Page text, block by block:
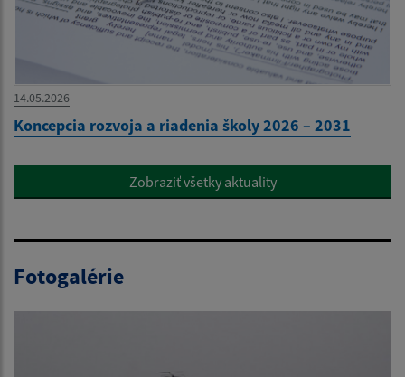
14.05.2026
Koncepcia rozvoja a riadenia školy 2026 – 2031
Zobraziť všetky aktuality
Fotogalérie